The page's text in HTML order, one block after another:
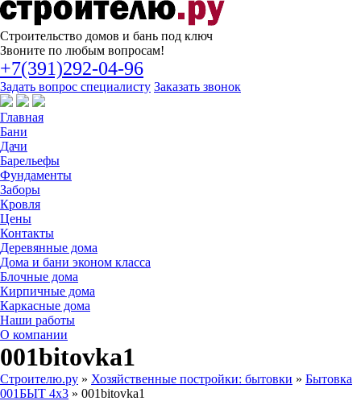
Строительство домов и бань под ключ
Звоните по любым вопросам!
+7(391)292-04-96
Задать вопрос специалисту Заказать звонок
Главная
Бани
Дачи
Барельефы
Фундаменты
Заборы
Кровля
Цены
Контакты
Деревянные дома
Дома и бани эконом класса
Блочные дома
Кирпичные дома
Каркасные дома
Наши работы
О компании
001bitovka1
Строителю.ру » Хозяйственные постройки: бытовки » Бытовка
001БЫТ 4х3 » 001bitovka1